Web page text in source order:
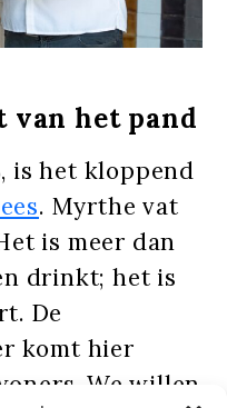
van het pand
is het kloppend
. Myrthe vat
is meer dan
drinkt; het is
De
komt hier
We willen